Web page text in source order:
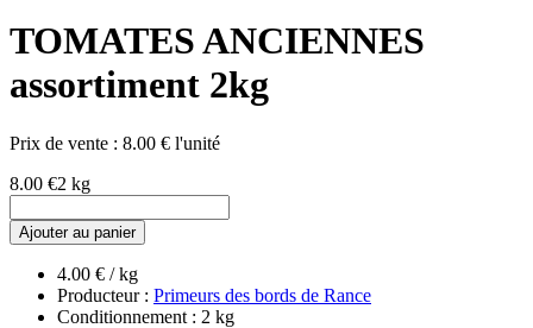
TOMATES ANCIENNES
assortiment 2kg
Prix de vente : 8.00 € l'unité
8.00 €2 kg
Ajouter au panier
4.00 € / kg
Producteur : Primeurs des bords de Rance
Conditionnement : 2 kg